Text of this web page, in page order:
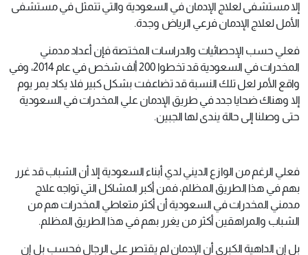
إلا مستشفى لعلاج الإدمان في السعودية والتي تتمثل في مستشفى
الأمل لعلاج الإدمان فرعي الرياض وجدة.
فعلي حسب الإحصائيات والدراسات المختصة فإن أعداد مدمني
المخدرات في السعودية قد تخطوا 200 ألف شخص في عام 2014، وفي
واقع الأمر لعل تلك النسبة قد تضاعفت بشكل كبير فلا يكاد يمر يوم
إلا وهناك ضحايا جدد في طريق الإدمان علي المخدرات في السعودية
حتى وصلنا إلى حالة يندى لها الجبين.
فعلي الرغم من الوازع الديني لدي أبناء السعودية إلا أن الشباب قد غرر
بهم في هذا الطريق المظلم، فمن أكبر المشاكل التي تواجه علاج
مدمني المخدرات في السعودية أن أكثر متعاطي المخدرات هم من
الشباب والمراهقين أكثر من يغرر بهم في هذا الطريق المظلم.
بل إن الداهية الكبرى أن الإدمان لم يقتصر علي الرجال فحسب بل إن